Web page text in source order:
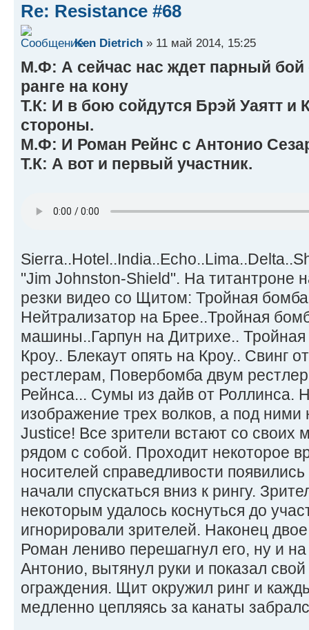
Re: Resistance #68
Ken Dietrich » 11 май 2014, 15:25
М.Ф: А сейчас нас ждет парный бой
ранге на кону
Т.К: И в бою сойдутся Брэй Уаятт и
стороны.
М.Ф: И Роман Рейнс с Антонио
Т.К: А вот и первый участник.
"Jim Johnston-Shield". На титантроне
резки видео со Щитом: Тройная
Нейтрализатор на Брее..Тройная
машины..Гарпун на Дитрихе..
Кроу.. Блекаут опять на Кроу.. Свинг
рестлерам, Повербомба двум
Рейнса... Сумы из дайв от Роллинса.
изображение трех волков, а под
Justice! Все зрители встают со своих
рядом с собой. Проходит некоторое
носителей справедливости
начали спускаться вниз к рингу.
некоторым удалось коснуться до
игнорировали зрителей. Наконец
Роман лениво перешагнул его, ну и
Антонио, вытянул руки и показал
ограждения. Щит окружил ринг и
медленно цепляясь за канаты